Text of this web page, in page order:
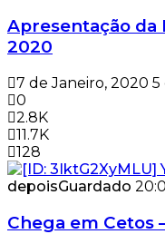
Apresentação da
2020
7 de Janeiro, 2020 5
0
2.8K
11.7K
128
depoisGuardado
Chega em Cetos